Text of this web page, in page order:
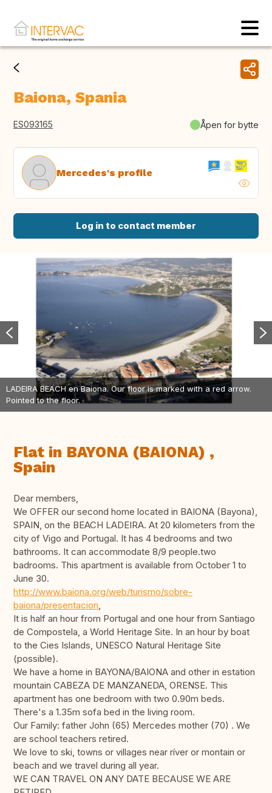
Baiona, Spania
ES093165 Åpen for bytte
Mercedes's profile
Log in to contact member
LADEIRA BEACH en Baiona. Our floor is marked with a red arrow.
Pointed to the floor.
Flat in BAYONA (BAIONA) ,
Spain
Dear members,
We OFFER our second home located in BAIONA (Bayona),
SPAIN, on the BEACH LADEIRA. At 20 kilometers from the
city of Vigo and Portugal. It has 4 bedrooms and two
bathrooms. It can accommodate 8/9 people.two
badrooms. This apartment is available from October 1 to
June 30.
http://www.baiona.org/web/turismo/sobre-
baiona/presentacion,
It is half an hour from Portugal and one hour from Santiago
de Compostela, a World Heritage Site. In an hour by boat
to the Cies Islands, UNESCO Natural Heritage Site
(possible).
We have a home in BAYONA/BAIONA and other in estation
mountain CABEZA DE MANZANEDA, ORENSE. This
apartment has one bedroom with two 0.90m beds.
There's a 1.35m sofa bed in the living room.
Our Family: father John (65) Mercedes mother (70) . We
are school teachers retired.
We love to ski, towns or villages near ríver or montain or
beach and we travel during all year.
WE CAN TRAVEL ON ANY DATE BECAUSE WE ARE